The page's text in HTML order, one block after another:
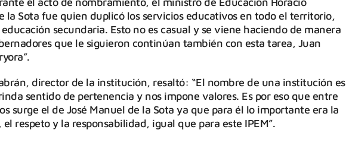
la Sota fue quien duplicó los servicios educativos en todo el territorio,
secundaria. Esto no es casual y se viene haciendo de manera
que le siguieron continúan también con esta tarea, Juan
director de la institución, resaltó: “El nombre de una institución es
sentido de pertenencia y nos impone valores. Es por eso que entre
surge el de José Manuel de la Sota ya que para él lo importante era la
respeto y la responsabilidad, igual que para este IPEM”.